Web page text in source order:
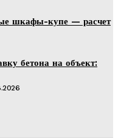
шкафы-купе — расчет
бетона на объект: